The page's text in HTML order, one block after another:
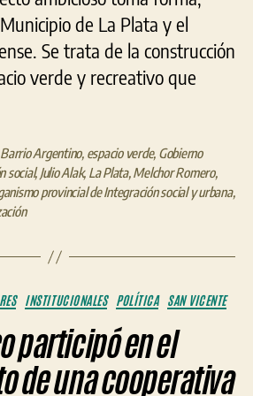
de La Plata y el
Se trata de la construcción
verde y recreativo que
Barrio Argentino, espacio verde, Gobierno
social,Julio Alak, La Plata,Melchor Romero,
provincial de Integración social y urbana,
Categorías
INSTITUCIONALES POLÍTICA SAN VICENTE
participó en el
de una cooperativa